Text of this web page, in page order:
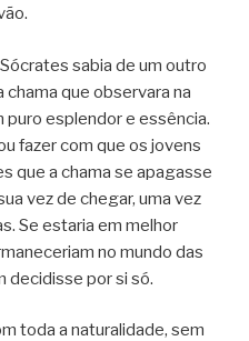
sabia de um outro
chama que observara na
puro esplendor e essência.
fazer com que os jovens
que a chama se apagasse
vez de chegar, uma vez
Se estaria em melhor
no mundo das
decidisse por si só.
toda a naturalidade, sem